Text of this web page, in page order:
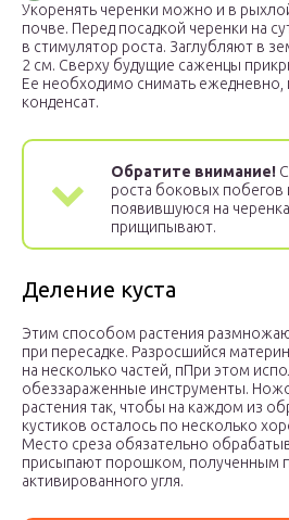
Укоренять черенки можно и в
почве. Перед посадкой черенки на
в стимулятор роста. Заглубляют в
2 см. Сверху будущие саженцы
Ее необходимо снимать ежедневно,
конденсат.
Обратите внимание!
роста боковых побегов
появившуюся на
прищипывают.
Деление куста
Этим способом растения
при пересадке. Разросшийся
на несколько частей, пПри этом
обеззараженные инструменты.
растения так, чтобы на каждом из
кустиков осталось по несколько
Место среза обязательно
присыпают порошком, полученным
активированного угля.